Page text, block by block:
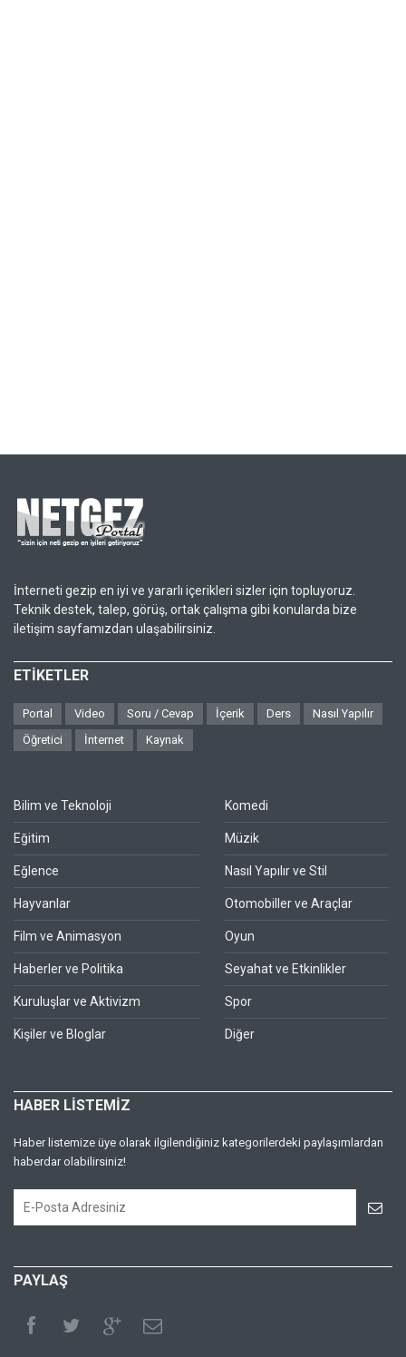
İnterneti gezip en iyi ve yararlı içerikleri sizler için topluyoruz.
Teknik destek, talep, görüş, ortak çalışma gibi konularda bize
iletişim sayfamızdan ulaşabilirsiniz.
ETİKETLER
Portal Video Soru / Cevap İçerik Ders
Nasıl Yapılır
Öğretici
İnternet Kaynak
Bilim ve Teknoloji
Eğitim
Eğlence
Hayvanlar
Film ve Animasyon
Haberler ve Politika
Kuruluşlar ve Aktivizm
Kişiler ve Bloglar
Komedi
Müzik
Nasıl Yapılır ve Stil
Otomobiller ve Araçlar
Oyun
Seyahat ve Etkinlikler
Spor
Diğer
HABER LİSTEMİZ
Haber listemize üye olarak ilgilendiğiniz kategorilerdeki paylaşımlardan
haberdar olabilirsiniz!
PAYLAŞ